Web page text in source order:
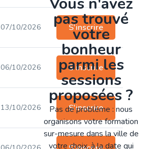
07/10/2026 S'inscrire
06/10/2026 S'inscrire
13/10/2026 S'inscrire
pas trouvé
votre
bonheur
parmi les
sessions
proposées ?
Pas de problème : nous
organisons votre formation
sur-mesure dans la ville de
votre choix, à la date qui